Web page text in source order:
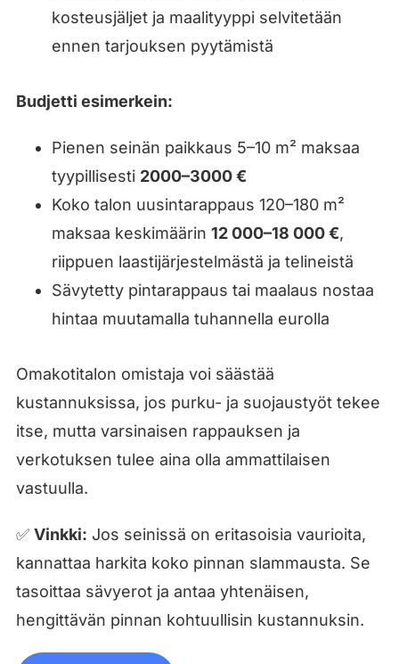
kosteusjäljet ja maalityyppi selvitetään
ennen tarjouksen pyytämistä
Budjetti esimerkein:
Pienen seinän paikkaus 5–10 m² maksaa
tyypillisesti 2000–3000 €
Koko talon uusintarappaus 120–180 m²
maksaa keskimäärin 12 000–18 000 €,
riippuen laastijärjestelmästä ja telineistä
Sävytetty pintarappaus tai maalaus nostaa
hintaa muutamalla tuhannella eurolla
Omakotitalon omistaja voi säästää
kustannuksissa, jos purku- ja suojaustyöt tekee
itse, mutta varsinaisen rappauksen ja
verkotuksen tulee aina olla ammattilaisen
vastuulla.
✅ Vinkki: Jos seinissä on eritasoisia vaurioita,
kannattaa harkita koko pinnan slammausta. Se
tasoittaa sävyerot ja antaa yhtenäisen,
hengittävän pinnan kohtuullisin kustannuksin.